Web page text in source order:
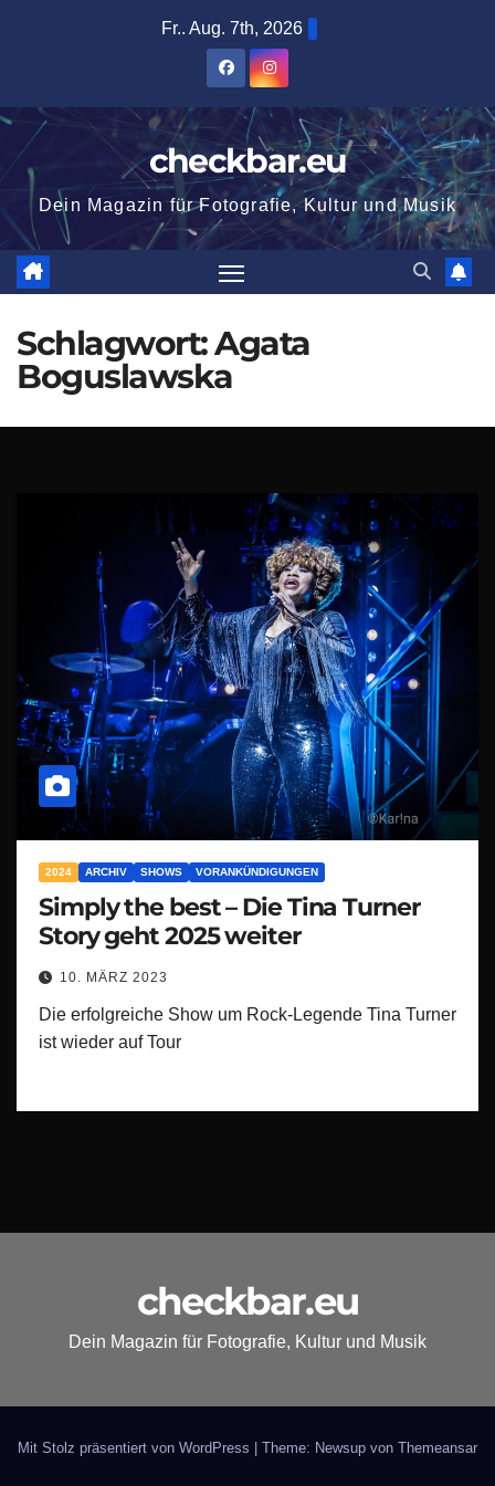
Fr.. Aug. 7th, 2026
checkbar.eu
Dein Magazin für Fotografie, Kultur und Musik
Schlagwort:Agata
Boguslawska
2024 ARCHIV SHOWS VORANKÜNDIGUNGEN
Simply the best – Die Tina Turner
Story geht 2025 weiter
10. MÄRZ 2023
Die erfolgreiche Show um Rock-Legende Tina Turner
ist wieder auf Tour
checkbar.eu
Dein Magazin für Fotografie, Kultur und Musik
Mit Stolz präsentiert von WordPress | Theme: Newsup von Themeansar